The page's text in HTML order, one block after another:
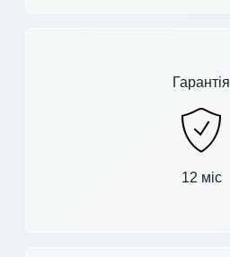
Гарантія
12 міс